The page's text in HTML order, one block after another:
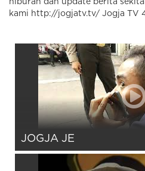
hiburan dan update berita
kami http://jogjatv.tv/ Jogja TV
JOGJA JE